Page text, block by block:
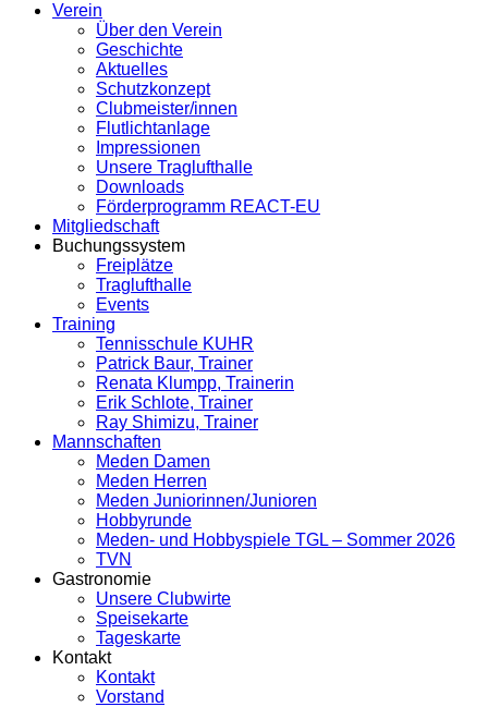
Verein
Über den Verein
Geschichte
Aktuelles
Schutzkonzept
Clubmeister/innen
Flutlichtanlage
Impressionen
Unsere Traglufthalle
Downloads
Förderprogramm REACT-EU
Mitgliedschaft
Buchungssystem
Freiplätze
Traglufthalle
Events
Training
Tennisschule KUHR
Patrick Baur, Trainer
Renata Klumpp, Trainerin
Erik Schlote, Trainer
Ray Shimizu, Trainer
Mannschaften
Meden Damen
Meden Herren
Meden Juniorinnen/Junioren
Hobbyrunde
Meden- und Hobbyspiele TGL – Sommer 2026
TVN
Gastronomie
Unsere Clubwirte
Speisekarte
Tageskarte
Kontakt
Kontakt
Vorstand